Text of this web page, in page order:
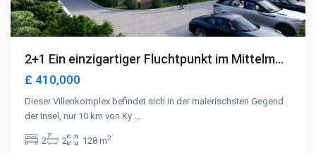
2+1 Ein einzigartiger Fluchtpunkt im Mittelm...
£ 410,000
Dieser Villenkomplex befindet sich in der malerischsten Gegend
der Insel, nur 10 km von Ky ...
2 2 128 m2